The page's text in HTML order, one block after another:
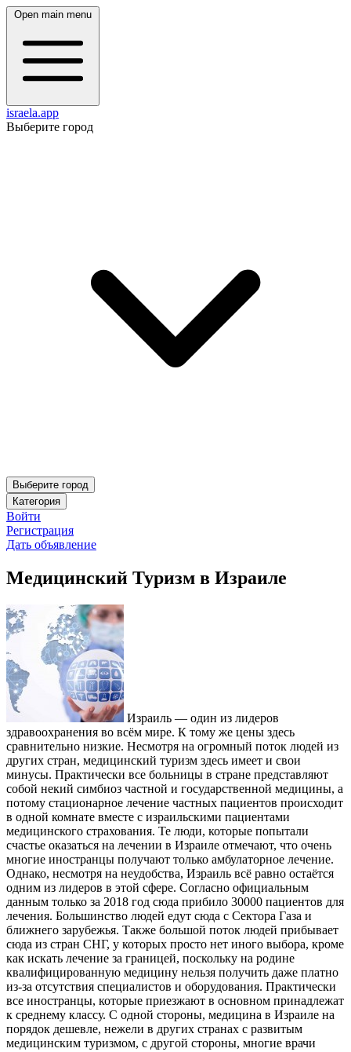
Open main menu
israela.app
Выберите город
Выберите город
Категория
Войти
Регистрация
Дать объявление
Медицинский Туризм в Израиле
Израиль — один из лидеров
здравоохранения во всём мире. К тому же цены здесь
сравнительно низкие. Несмотря на огромный поток людей из
других стран, медицинский туризм здесь имеет и свои
минусы. Практически все больницы в стране представляют
собой некий симбиоз частной и государственной медицины, а
потому стационарное лечение частных пациентов происходит
в одной комнате вместе с израильскими пациентами
медицинского страхования. Те люди, которые попытали
счастье оказаться на лечении в Израиле отмечают, что очень
многие иностранцы получают только амбулаторное лечение.
Однако, несмотря на неудобства, Израиль всё равно остаётся
одним из лидеров в этой сфере. Согласно официальным
данным только за 2018 год сюда прибило 30000 пациентов для
лечения. Большинство людей едут сюда с Сектора Газа и
ближнего зарубежья. Также большой поток людей прибывает
сюда из стран СНГ, у которых просто нет иного выбора, кроме
как искать лечение за границей, поскольку на родине
квалифицированную медицину нельзя получить даже платно
из-за отсутствия специалистов и оборудования. Практически
все иностранцы, которые приезжают в основном принадлежат
к среднему классу. С одной стороны, медицина в Израиле на
порядок дешевле, нежели в других странах с развитым
медицинским туризмом, с другой стороны, многие врачи